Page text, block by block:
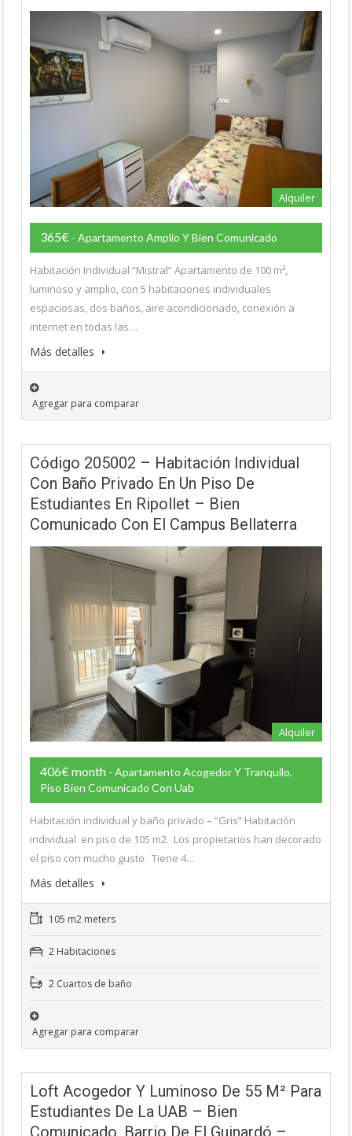
Alquiler
365€ - Apartamento Amplio Y Bien Comunicado
Habitación Individual “Mistral” Apartamento de 100 m²,
luminoso y amplio, con 5 habitaciones individuales
espaciosas, dos baños, aire acondicionado, conexión a
internet en todas las…
Más detalles
Agregar para comparar
Código 205002 – Habitación Individual
Con Baño Privado En Un Piso De
Estudiantes En Ripollet – Bien
Comunicado Con El Campus Bellaterra
Alquiler
406€ month - Apartamento Acogedor Y Tranquilo,
Piso Bien Comunicado Con Uab
Habitación individual y baño privado – “Gris” Habitación
individual en piso de 105 m2. Los propietarios han decorado
el piso con mucho gusto. Tiene 4…
Más detalles
105 m2 meters
2 Habitaciones
2 Cuartos de baño
Agregar para comparar
Loft Acogedor Y Luminoso De 55 M² Para
Estudiantes De La UAB – Bien